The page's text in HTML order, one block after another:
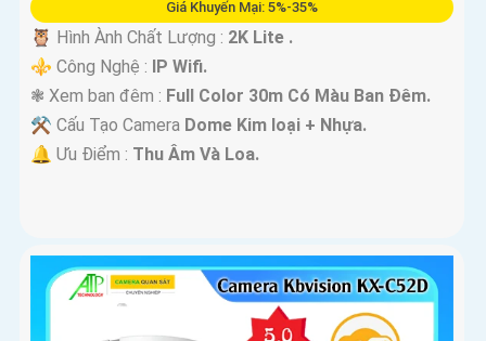
Giá Khuyến Mại: 5%-35%
🦉 Hình Ành Chất Lượng : 2K Lite .
⚜️ Công Nghệ : IP Wifi.
❃ Xem ban đêm : Full Color 30m Có Màu Ban Ðêm.
⚒ Cấu Tạo Camera Dome Kim loại + Nhựa.
️🔔 Ưu Điểm : Thu Âm Và Loa.